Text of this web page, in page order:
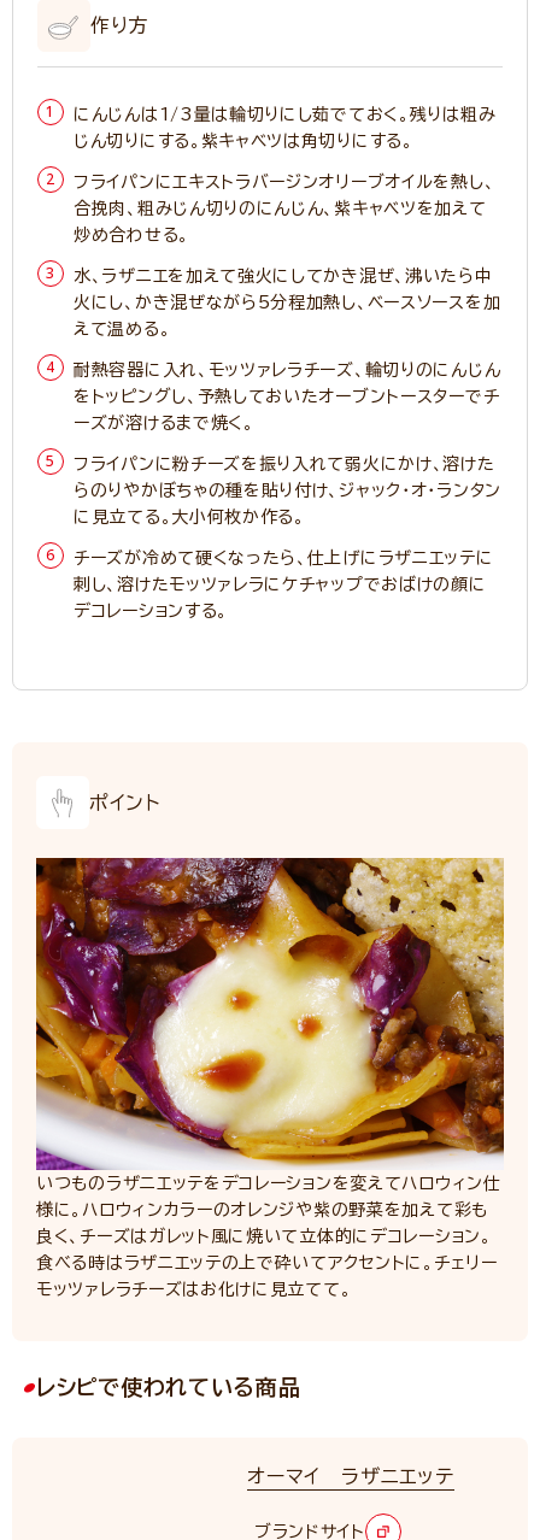
作り方
にんじんは1/3量は輪切りにし茹でておく。残りは粗み
じん切りにする。紫キャベツは角切りにする。
フライパンにエキストラバージンオリーブオイルを熱し、
合挽肉、粗みじん切りのにんじん、紫キャベツを加えて
炒め合わせる。
水、ラザニエを加えて強火にしてかき混ぜ、沸いたら中
火にし、かき混ぜながら5分程加熱し、ベースソースを加
えて温める。
耐熱容器に入れ、モッツァレラチーズ、輪切りのにんじん
をトッピングし、予熱しておいたオーブントースターでチ
ーズが溶けるまで焼く。
フライパンに粉チーズを振り入れて弱火にかけ、溶けた
らのりやかぼちゃの種を貼り付け、ジャック・オ・ランタン
に見立てる。大小何枚か作る。
チーズが冷めて硬くなったら、仕上げにラザニエッテに
刺し、溶けたモッツァレラにケチャップでおばけの顔に
デコレーションする。
ポイント
いつものラザニエッテをデコレーションを変えてハロウィン仕
様に。ハロウィンカラーのオレンジや紫の野菜を加えて彩も
良く、チーズはガレット風に焼いて立体的にデコレーション。
食べる時はラザニエッテの上で砕いてアクセントに。チェリー
モッツァレラチーズはお化けに見立てて。
レシピで使われている商品
オーマイ ラザニエッテ
ブランドサイト